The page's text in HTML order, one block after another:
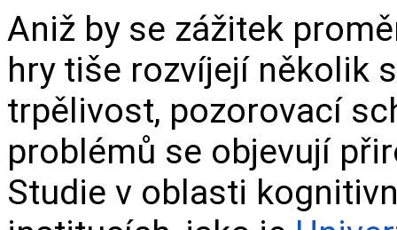
Aniž by se zážitek
hry tiše rozvíjejí několik
trpělivost, pozorovací
problémů se objevují
Studie v oblasti